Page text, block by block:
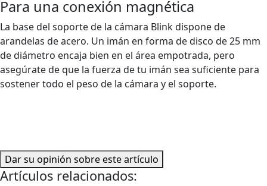
Para una conexión magnética
La base del soporte de la cámara Blink dispone de
arandelas de acero. Un imán en forma de disco de 25 mm
de diámetro encaja bien en el área empotrada, pero
asegúrate de que la fuerza de tu imán sea suficiente para
sostener todo el peso de la cámara y el soporte.
Dar su opinión sobre este artículo
Artículos relacionados: